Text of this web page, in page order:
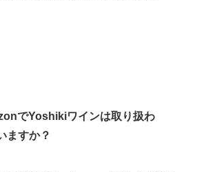
でYoshikiワインは取り扱わ
ますか？